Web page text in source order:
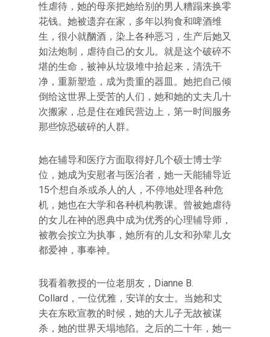
性虐待，她的母亲把她给别的男人糟蹋来换零
花钱。她被遗弃在家，多年以狗食和啤酒维
生，很小就酗酒，染上各种恶习，生产后她又
如法炮制，虐待自己的女儿。就是这个破碎不
堪的生命，被神从垃圾堆中拾起来，清洗干
净，重新塑造，成为贵重的器皿。她把自己倾
倒给这世界上受苦的人们，她和她的丈夫几十
次搬家，总是住在难民营边上，第一时间服务
那些惊恐破碎的人群。
她在辅导和医疗方面取得好几个硕士博士学
位，她成为安慰者与医治者，她一天能辅导近
15个想自杀或杀人的人，不停地处理各种危
机，她也在大学和各种机构教课。曾被她虐待
的女儿在神的恩典中成为优秀的心理辅导师，
被教会按立为执事，她所有的儿女和孙辈儿女
都爱神，事奉神。
我看着教授的一位老朋友，Dianne B.
Collard，一位优雅，安详的女士。当她和丈
夫在东欧宣教的时候，她的大儿子无故被谋
杀，她的世界天塌地陷。之后的二十年，她一